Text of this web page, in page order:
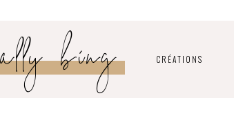
ally bing CRÉATIONS